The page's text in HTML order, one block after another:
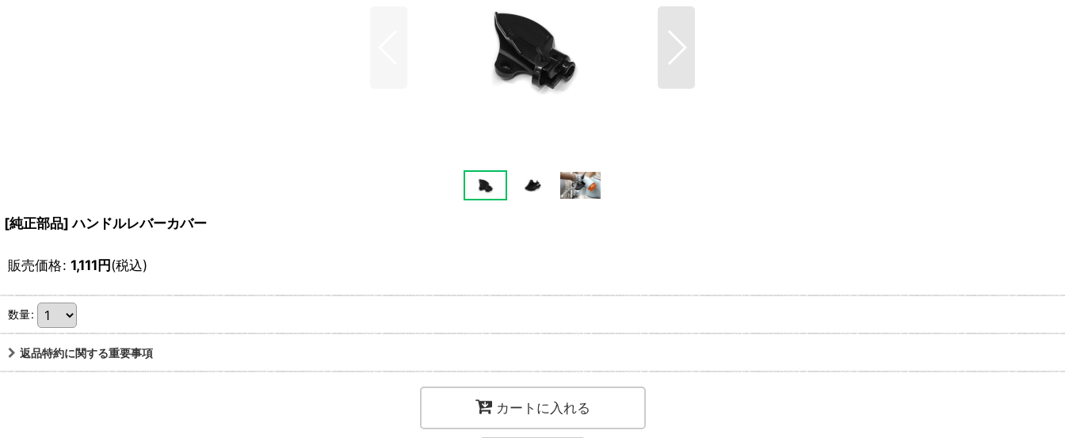
[純正部品] ハンドルレバーカバー
販売価格: 1,111円(税込)
数量:
返品特約に関する重要事項
カートに入れる